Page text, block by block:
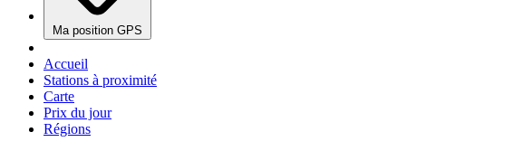
Ma position GPS
Accueil
Stations à proximité
Carte
Prix du jour
Régions